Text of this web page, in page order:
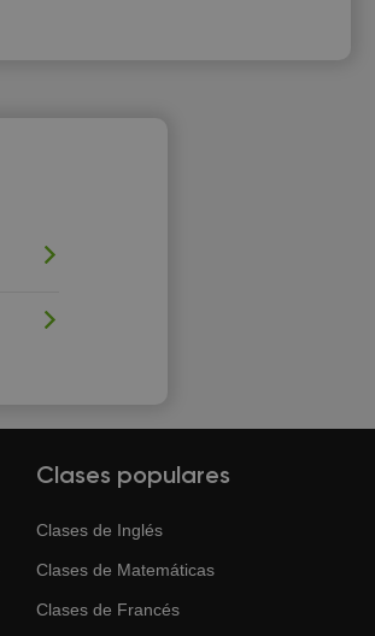
Clases populares
Clases de Inglés
Clases de Matemáticas
Clases de Francés